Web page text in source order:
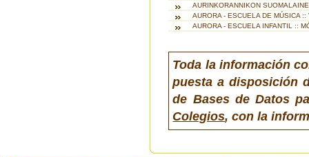
AURINKORANNIKON
AURORA - ESCUELA DE MÚSICA ::
AURORA - ESCUELA INFANTIL ::
Toda la información
puesta a disposición
de Bases de Datos
Colegios, con la